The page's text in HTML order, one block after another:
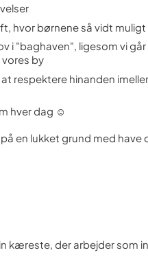
hvor børnene så vidt muligt
i "baghaven", ligesom vi
vores by
respektere hinanden
hver dag ☺
en lukket grund med
kæreste, der arbejder som